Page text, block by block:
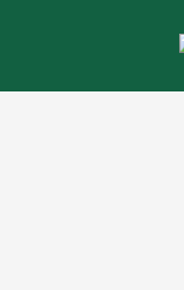
ス